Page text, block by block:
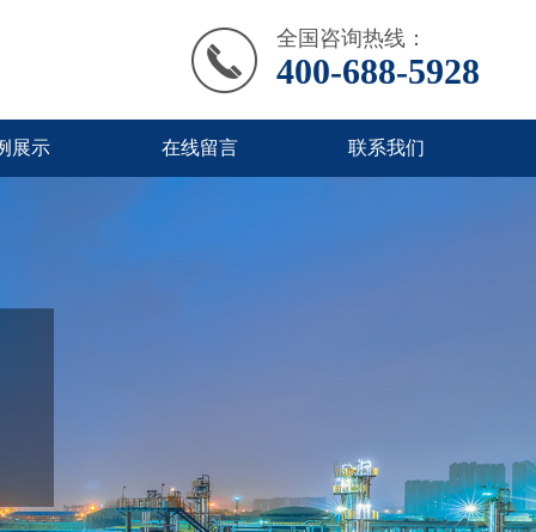
全国咨询热线：
400-688-5928
展示 在线留言 联系我们